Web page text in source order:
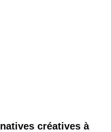
créatives à